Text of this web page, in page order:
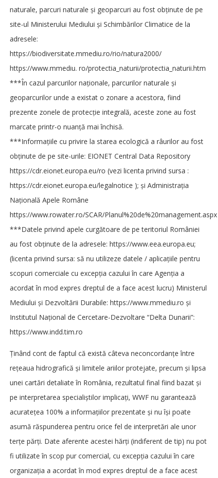
naturale, parcuri naturale şi geoparcuri au fost obţinute de pe
site-ul Ministerului Mediului şi Schimbărilor Climatice de la
adresele:
https://biodiversitate.mmediu.ro/rio/natura2000/
https://www.mmediu. ro/protectia_naturii/protectia_naturii.htm
***În cazul parcurilor naţionale, parcurilor naturale şi
geoparcurilor unde a existat o zonare a acestora, fiind
prezente zonele de protecţie integrală, aceste zone au fost
marcate printr-o nuanţă mai închisă.
***Informaţiile cu privire la starea ecologică a râurilor au fost
obţinute de pe site-urile: EIONET Central Data Repository
https://cdr.eionet.europa.eu/ro (vezi licenta privind sursa :
https://cdr.eionet.europa.eu/legalnotice ); şi Administraţia
Naţională Apele Române
https://www.rowater.ro/SCAR/Planul%20de%20management.aspx
***Datele privind apele curgătoare de pe teritoriul României
au fost obţinute de la adresele: https://www.eea.europa.eu;
(licenta privind sursa: să nu utilizeze datele / aplicațiile pentru
scopuri comerciale cu excepția cazului în care Agenția a
acordat în mod expres dreptul de a face acest lucru) Ministerul
Mediului și Dezvoltării Durabile: https://www.mmediu.ro și
Institutul Național de Cercetare-Dezvoltare “Delta Dunarii”:
https://www.indd.tim.ro
Ţinând cont de faptul că există câteva neconcordanţe între
reţeaua hidrografică şi limitele ariilor protejate, precum şi lipsa
unei cartări detaliate în România, rezultatul final fiind bazat şi
pe interpretarea specialiştilor implicaţi, WWF nu garantează
acurateţea 100% a informaţiilor prezentate şi nu îşi poate
asumă răspunderea pentru orice fel de interpretări ale unor
terţe părţi. Date aferente acestei hărţi (indiferent de tip) nu pot
fi utilizate în scop pur comercial, cu excepţia cazului în care
organizaţia a acordat în mod expres dreptul de a face acest